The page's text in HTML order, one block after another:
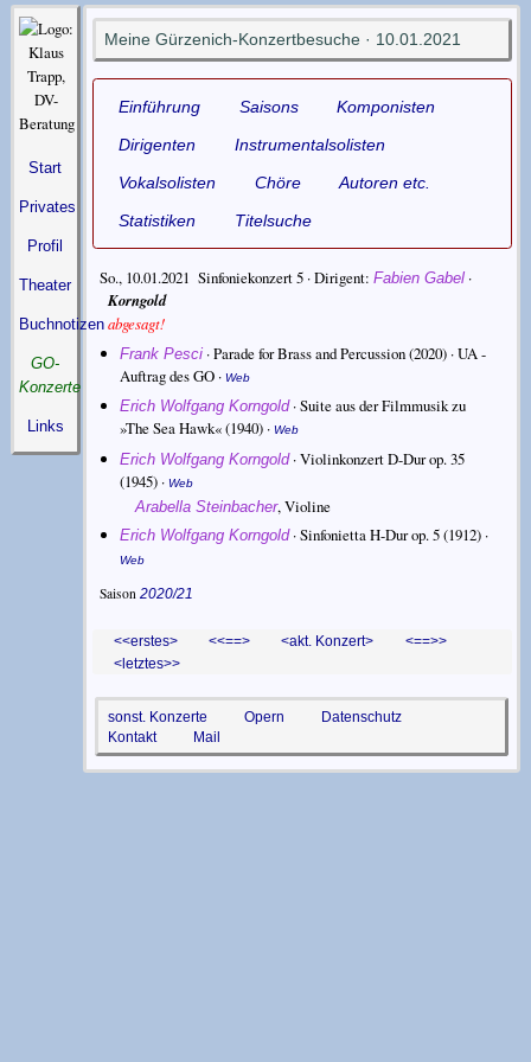
Start
Privates
Profil
Theater
Buchnotizen
GO-
Konzerte
Links
Meine Gürzenich-Konzertbesuche · 10.01.2021
Einführung Saisons
Komponisten
Dirigenten
Instrumentalsolisten
Vokalsolisten
Chöre
Autoren etc.
Statistiken
Titelsuche
So., 10.01.2021 Sinfoniekonzert 5 ·Dirigent Fabien Gabel ·
Korngold
abgesagt!
Frank Pesci ·Parade for Brass and Percussion(2020) · UA -
Auftrag des GO ·Web
Erich Wolfgang Korngold·Suite aus der Filmmusik zu
»The Sea Hawk«(1940) ·Web
Erich Wolfgang Korngold·Violinkonzert D-Dur op. 35
(1945) ·Web
Arabella Steinbacher,Violine
Erich Wolfgang Korngold·Sinfonietta H-Dur op. 5(1912) ·
Web
Saison 2020/21
<erstes <== akt. Konzert
==>
letztes>
sonst. Konzerte Opern
Datenschutz
Kontakt
Mail